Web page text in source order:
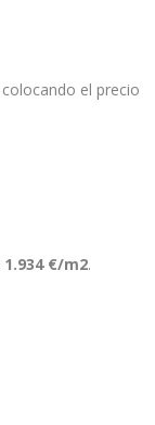
colocando el precio
1.934 €/m2.